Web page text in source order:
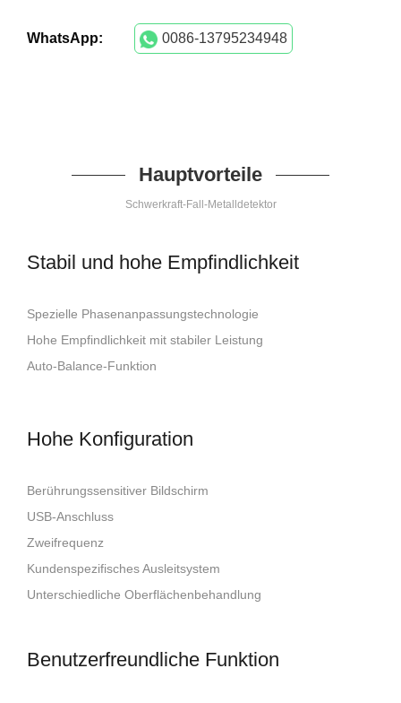
WhatsApp: 0086-13795234948
Hauptvorteile
Schwerkraft-Fall-Metalldetektor
Stabil und hohe Empfindlichkeit
Spezielle Phasenanpassungstechnologie
Hohe Empfindlichkeit mit stabiler Leistung
Auto-Balance-Funktion
Hohe Konfiguration
Berührungssensitiver Bildschirm
USB-Anschluss
Zweifrequenz
Kundenspezifisches Ausleitsystem
Unterschiedliche Oberflächenbehandlung
Benutzerfreundliche Funktion